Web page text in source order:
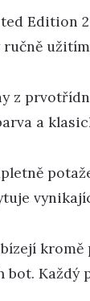
Edition
ručně
z
a
bot. Každý